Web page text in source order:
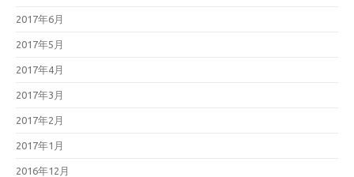
2017年6月
2017年5月
2017年4月
2017年3月
2017年2月
2017年1月
2016年12月